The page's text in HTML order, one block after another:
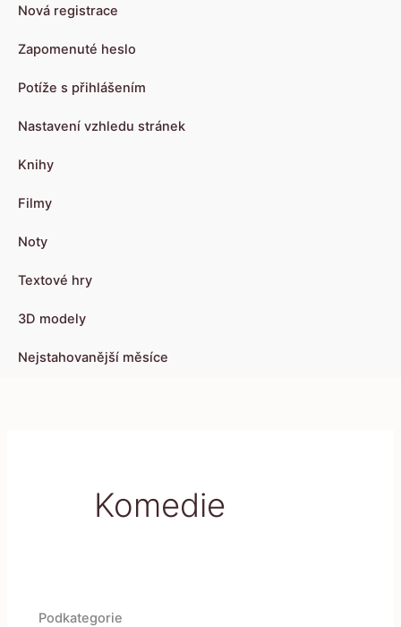
Nová registrace
Zapomenuté heslo
Potíže s přihlášením
Nastavení vzhledu stránek
Knihy
Filmy
Noty
Textové hry
3D modely
Nejstahovanější měsíce
Komedie
Podkategorie